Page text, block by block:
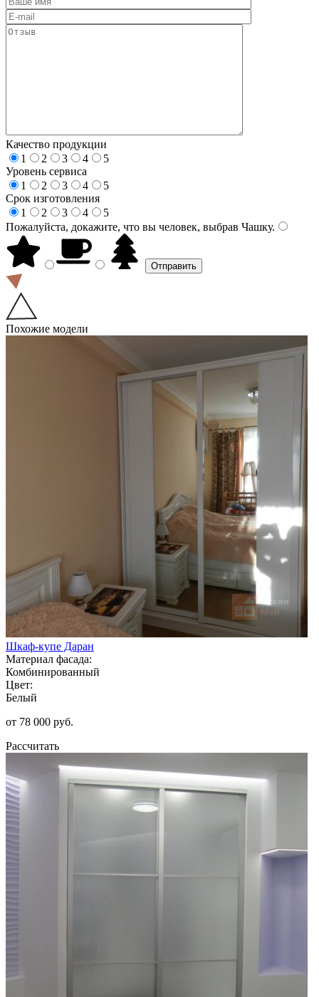
Качество продукции
1
2 3 4
5
Уровень сервиса
1
2 3 4
5
Срок изготовления
1
2 3 4
5
Пожалуйста, докажите, что вы человек, выбрав Чашку.
Похожие модели
Шкаф-купе Даран
Материал фасада:
Комбинированный
Цвет:
Белый
от 78 000 руб.
Рассчитать